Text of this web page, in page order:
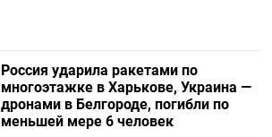
Россия ударила ракетами по
многоэтажке в Харькове, Украина —
дронами в Белгороде, погибли по
меньшей мере 6 человек